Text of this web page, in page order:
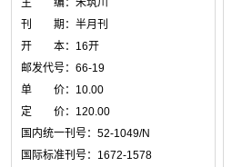
主 编：朱筑川
刊 期：半月刊
开 本：16开
邮发代号：66-19
单 价：10.00
定 价：120.00
国内统一刊号：52-1049/N
国际标准刊号：1672-1578